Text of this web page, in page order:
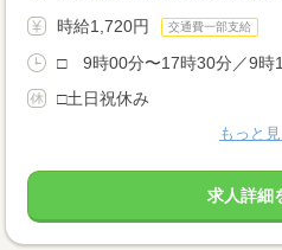
時給1,720円 交通費一部支給
□ 9時00分〜17時30分／9時
□土日祝休み
もっと
求人詳細